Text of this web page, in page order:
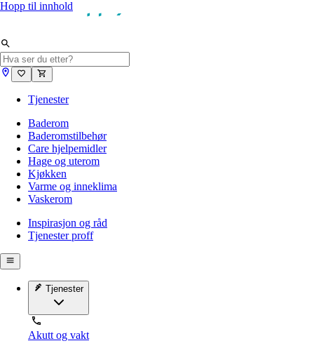
Hopp til innhold
Tjenester
Baderom
Baderomstilbehør
Care hjelpemidler
Hage og uterom
Kjøkken
Varme og inneklima
Vaskerom
Inspirasjon og råd
Tjenester proff
Tjenester
Akutt og vakt